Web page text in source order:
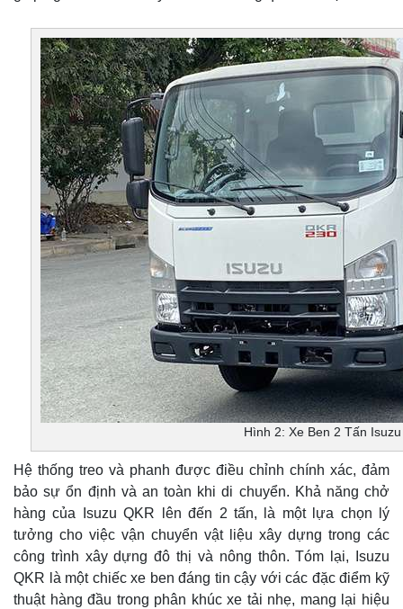
Hình 2: Xe Ben 2 Tấn Isuzu
Hệ thống treo và phanh được điều chỉnh chính xác, đảm
bảo sự ổn định và an toàn khi di chuyển. Khả năng chở
hàng của Isuzu QKR lên đến 2 tấn, là một lựa chọn lý
tưởng cho việc vận chuyển vật liệu xây dựng trong các
công trình xây dựng đô thị và nông thôn. Tóm lại, Isuzu
QKR là một chiếc xe ben đáng tin cậy với các đặc điểm kỹ
thuật hàng đầu trong phân khúc xe tải nhẹ, mang lại hiệu